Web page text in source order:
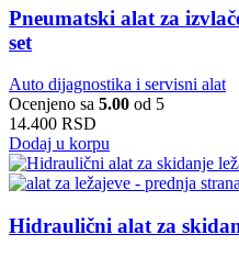
Pneumatski alat za
set
Auto dijagnostika i servisni alat
Ocenjeno sa 5.00 od 5
14.400 RSD
Dodaj u korpu
Hidraulični alat za